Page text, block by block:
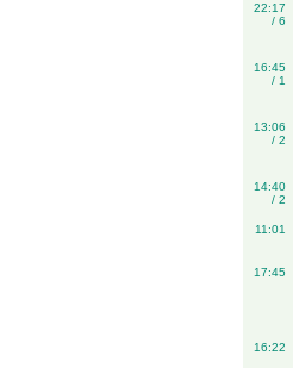
22:17
/ 6
16:45
/ 1
13:06
/ 2
14:40
/ 2
11:01
17:45
16:22